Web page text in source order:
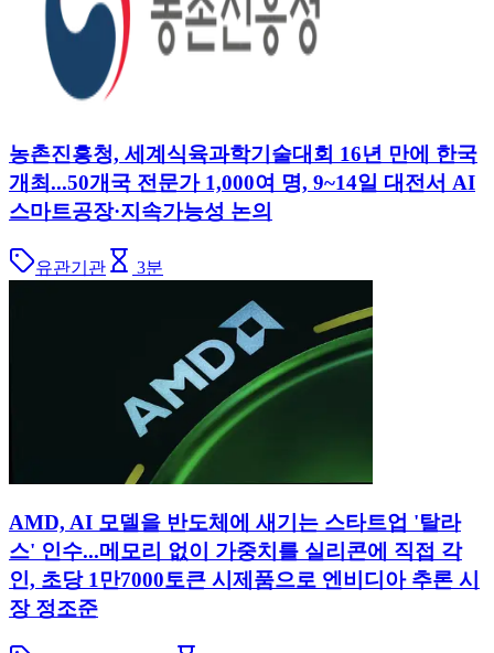
농촌진흥청, 세계식육과학기술대회 16년 만에 한국
개최...50개국 전문가 1,000여 명, 9~14일 대전서 AI
스마트공장·지속가능성 논의
유관기관 3분
AMD, AI 모델을 반도체에 새기는 스타트업 '탈라
스' 인수...메모리 없이 가중치를 실리콘에 직접 각
인, 초당 1만7000토큰 시제품으로 엔비디아 추론 시
장 정조준